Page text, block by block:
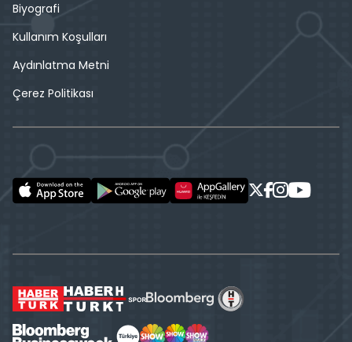
Biyografi
Kullanım Koşulları
Aydınlatma Metni
Çerez Politikası